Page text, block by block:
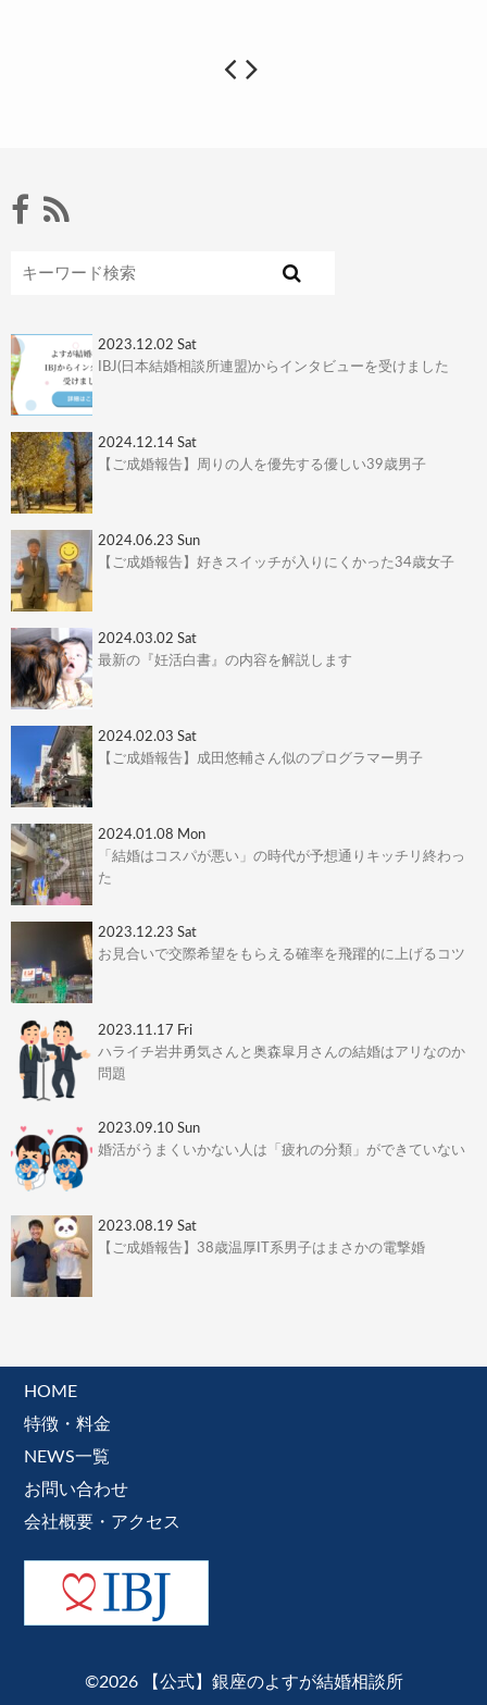
2023.12.02 Sat
IBJ(日本結婚相談所連盟)からインタビューを受けました
2024.12.14 Sat
【ご成婚報告】周りの人を優先する優しい39歳男子
2024.06.23 Sun
【ご成婚報告】好きスイッチが入りにくかった34歳女子
2024.03.02 Sat
最新の『妊活白書』の内容を解説します
2024.02.03 Sat
【ご成婚報告】成田悠輔さん似のプログラマー男子
2024.01.08 Mon
「結婚はコスパが悪い」の時代が予想通りキッチリ終わっ
た
2023.12.23 Sat
お見合いで交際希望をもらえる確率を飛躍的に上げるコツ
2023.11.17 Fri
ハライチ岩井勇気さんと奥森皐月さんの結婚はアリなのか
問題
2023.09.10 Sun
婚活がうまくいかない人は「疲れの分類」ができていない
2023.08.19 Sat
【ご成婚報告】38歳温厚IT系男子はまさかの電撃婚
HOME
特徴・料金
NEWS一覧
お問い合わせ
会社概要・アクセス
©2026 【公式】銀座のよすが結婚相談所